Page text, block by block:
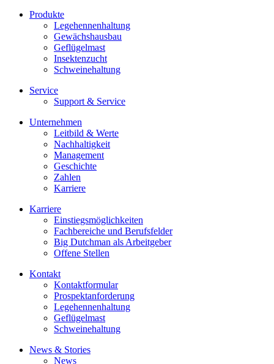
Produkte
Legehennenhaltung
Gewächshausbau
Geflügelmast
Insektenzucht
Schweinehaltung
Service
Support & Service
Unternehmen
Leitbild & Werte
Nachhaltigkeit
Management
Geschichte
Zahlen
Karriere
Karriere
Einstiegsmöglichkeiten
Fachbereiche und Berufsfelder
Big Dutchman als Arbeitgeber
Offene Stellen
Kontakt
Kontaktformular
Prospektanforderung
Legehennenhaltung
Geflügelmast
Schweinehaltung
News & Stories
News